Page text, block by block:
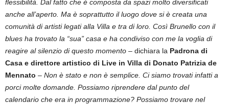
flessibilità. Dal fatto che è composta da spazi molto diversificati
anche all’aperto. Ma è soprattutto il luogo dove si è creata una
comunità di artisti legati alla Villa e tra di loro. Così Brunello con il
blues ha trovato la “sua” casa e ha condiviso con me la voglia di
reagire al silenzio di questo momento – dichiara la Padrona di
Casa e direttore artistico di Live in Villa di Donato Patrizia de
Mennato – Non è stato e non è semplice. Ci siamo trovati infatti a
porci molte domande. Possiamo riprendere dal punto del
calendario che era in programmazione? Possiamo trovare nel